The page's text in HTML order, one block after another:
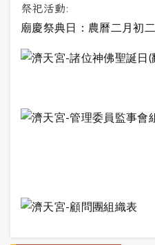
祭祀活動:
廟慶祭典日：農曆二月初二